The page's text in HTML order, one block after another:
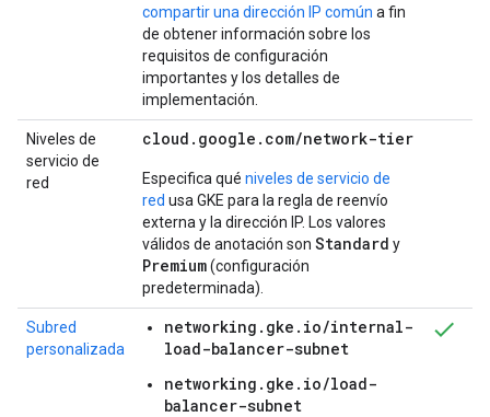
compartir una dirección IP común a fin
de obtener información sobre los
requisitos de configuración
importantes y los detalles de
implementación.
Niveles de
servicio de
red
cloud . google . com/network-tier
Especifica qué niveles de servicio de
red usa GKE para la regla de reenvío
externa y la dirección IP. Los valores
válidos de anotación son Standard y
Premium(configuración
predeterminada).
Subred
personalizada
networking.gke.io/internal-
load-balancer-subnet
networking.gke.io/load-
balancer-subnet